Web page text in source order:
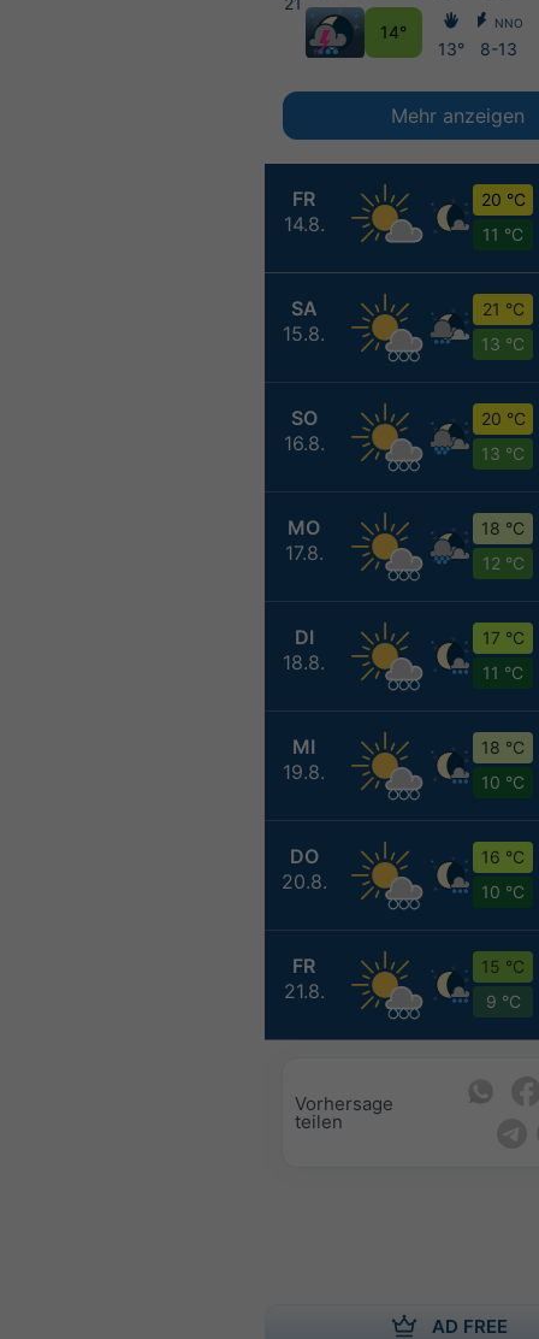
FR
14.8.
20 °C
11 °C
SA
15.8.
21 °C
13 °C
SO
16.8.
20 °C
13 °C
MO
17.8.
18 °C
12 °C
DI
18.8.
17 °C
11 °C
MI
19.8.
18 °C
10 °C
DO
20.8.
16 °C
10 °C
FR
21.8.
15 °C
9 °C
14°
13°
NNO
8-13
Mehr anzeigen
Vorhersage
teilen
AD FREE